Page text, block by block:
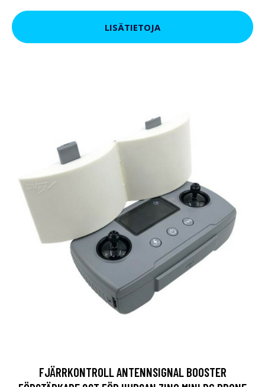
LISÄTIETOJA
FJÄRRKONTROLL ANTENNSIGNAL BOOSTER